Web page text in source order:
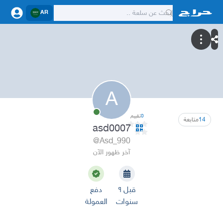
AR
A
14متابعة 0تقييم
asd0007
@Asd_990
آخر ظهور الآن
قبل ٩
سنوات
دفع
العمولة